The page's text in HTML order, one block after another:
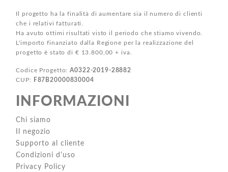
Il progetto ha la finalità di aumentare sia il numero di clienti
che i relativi fatturati.
Ha avuto ottimi risultati visto il periodo che stiamo vivendo.
L'importo finanziato dalla Regione per la realizzazione del
progetto è stato di € 13.800,00 + iva.
Codice Progetto:A0322-2019-28882
CUP:
F87B20000830004
INFORMAZIONI
Chi siamo
Il negozio
Supporto al cliente
Condizioni d'uso
Privacy Policy